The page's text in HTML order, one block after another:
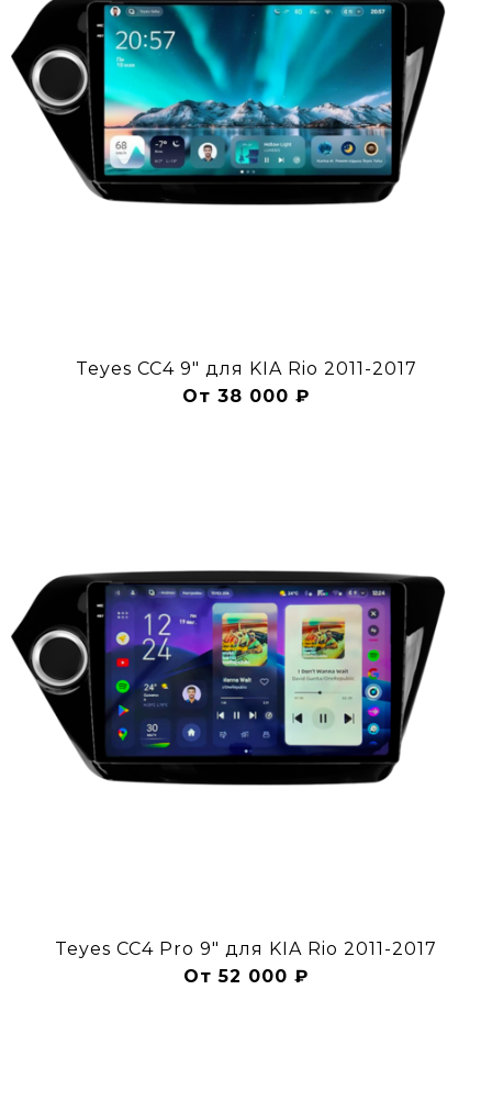
Teyes CC4 9" для KIA Rio 2011-2017
От 38 000 ₽
Teyes CC4 Pro 9" для KIA Rio 2011-2017
От 52 000 ₽